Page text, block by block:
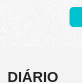
DIÁRIO